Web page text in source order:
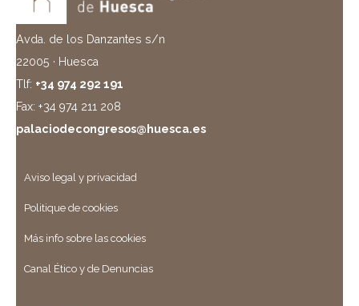
Avda. de los Danzantes s/n
22005 · Huesca
Tlf: +34 974 292 191
Fax: +34 974 211 208
palaciodecongresos@huesca.es
Aviso legal y privacidad
Politique de cookies
Más info sobre las cookies
Canal Ético y de Denuncias